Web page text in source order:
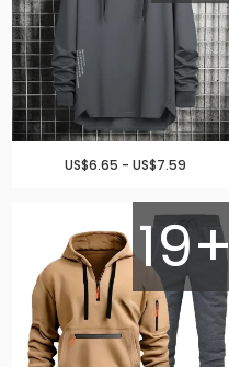
US$6.65 - US$7.59
19+